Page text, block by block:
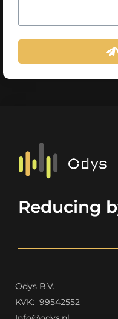
Reducing
Odys B.V.
KVK: 99542552